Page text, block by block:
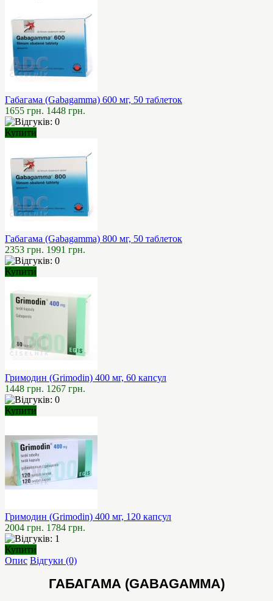
Габагама (Gabagamma) 600 мг, 50 таблеток
1655 грн. 1448 грн.
Купити
Габагама (Gabagamma) 800 мг, 50 таблеток
2353 грн. 1991 грн.
Купити
Гримодин (Grimodin) 400 мг, 60 капсул
1448 грн. 1267 грн.
Купити
Гримодин (Grimodin) 400 мг, 120 капсул
2004 грн. 1784 грн.
Купити
Опис Відгуки (0)
ГАБАГАМА (GABAGAMMA)